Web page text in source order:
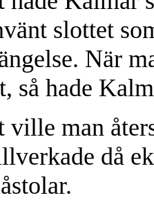
slottet
När
så hade
ville man
då